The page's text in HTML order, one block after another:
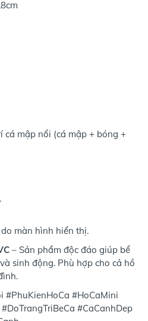
cá mập nổi (cá mập + bóng +
màn hình hiển thị.
– Sản phẩm độc đáo giúp bể
sinh động. Phù hợp cho cả hồ
#PhuKienHoCa #HoCaMini
#CaCanhDep